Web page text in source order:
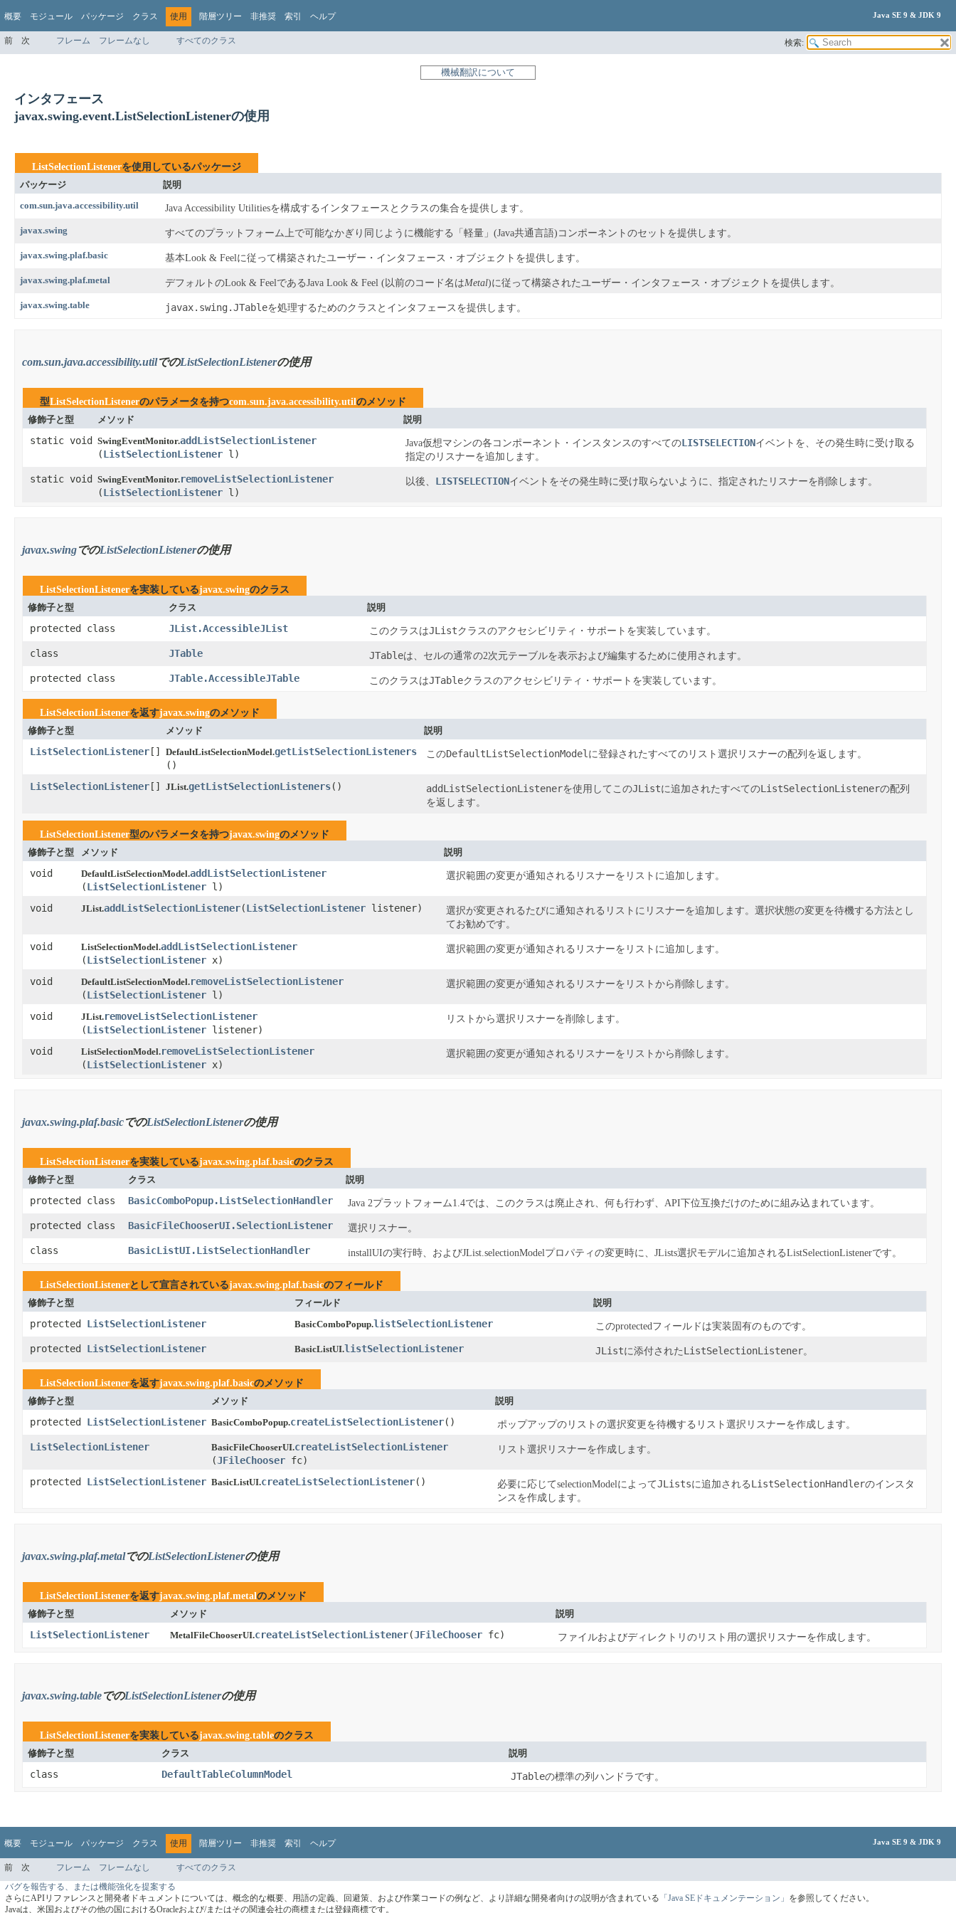
概要 モジュール パッケージ クラス 使用 階層ツリー 非推奨 索引 ヘルプ Java SE 9 & JDK 9
前 次 フレーム フレームなし すべてのクラス 検索:
機械翻訳について
インタフェース
javax.swing.event.ListSelectionListenerの使用
ListSelectionListenerを使用しているパッケージ
パッケージ
説明
com.sun.java.accessibility.util
Java Accessibility Utilitiesを構成するインタフェースとクラスの集合を提供します。
javax.swing すべてのプラットフォーム上で可能なかぎり同じように機能する「軽量」(Java共通言語)コンポーネントのセットを提供します。
javax.swing.plaf.basic 基本Look & Feelに従って構築されたユーザー・インタフェース・オブジェクトを提供します。
javax.swing.plaf.metal デフォルトのLook & FeelであるJava Look & Feel (以前のコード名はMetal)に従って構築されたユーザー・インタフェース・オブジェクトを提供します。
javax.swing.table javax.swing.JTableを処理するためのクラスとインタフェースを提供します。
com.sun.java.accessibility.utilでのListSelectionListenerの使用
型ListSelectionListenerのパラメータを持つcom.sun.java.accessibility.utilのメソッド
修飾子と型
メソッド 説明
static void SwingEventMonitor.addListSelectionListener
(ListSelectionListener l)
Java仮想マシンの各コンポーネント・インスタンスのすべてのLISTSELECTIONイベントを、その発生時に受け取る
指定のリスナーを追加します。
static void SwingEventMonitor.removeListSelectionListener
(ListSelectionListener l)
以後、 LISTSELECTIONイベントをその発生時に受け取らないように、指定されたリスナーを削除します。
javax.swingでのListSelectionListenerの使用
ListSelectionListenerを実装しているjavax.swingのクラス
修飾子と型
クラス 説明
protected class JList.AccessibleJList このクラスはJListクラスのアクセシビリティ・サポートを実装しています。
class JTable JTableは、セルの通常の2次元テーブルを表示および編集するために使用されます。
protected class JTable.AccessibleJTable このクラスはJTableクラスのアクセシビリティ・サポートを実装しています。
ListSelectionListenerを返すjavax.swingのメソッド
修飾子と型
メソッド 説明
ListSelectionListener [] DefaultListSelectionModel.getListSelectionListeners
()
このDefaultListSelectionModel に登録されたすべてのリスト選択リスナーの配列を返します。
ListSelectionListener [] JList.getListSelectionListeners​() addListSelectionListenerを使用してこのJListに追加されたすべてのListSelectionListenerの配列
を返します。
ListSelectionListener型のパラメータを持つjavax.swingのメソッド
修飾子と型
メソッド 説明
void DefaultListSelectionModel.addListSelectionListener
(ListSelectionListener l)
選択範囲の変更が通知されるリスナーをリストに追加します。
void JList.addListSelectionListener​(ListSelectionListener listener)
選択が変更されるたびに通知されるリストにリスナーを追加します。選択状態の変更を待機する方法とし
てお勧めです。
void ListSelectionModel.addListSelectionListener
(ListSelectionListener x)
選択範囲の変更が通知されるリスナーをリストに追加します。
void DefaultListSelectionModel.removeListSelectionListener
(ListSelectionListener l)
選択範囲の変更が通知されるリスナーをリストから削除します。
void JList.removeListSelectionListener
(ListSelectionListener listener)
リストから選択リスナーを削除します。
void ListSelectionModel.removeListSelectionListener
(ListSelectionListener x)
選択範囲の変更が通知されるリスナーをリストから削除します。
javax.swing.plaf.basicでのListSelectionListenerの使用
ListSelectionListenerを実装しているjavax.swing.plaf.basicのクラス
修飾子と型
クラス 説明
protected class BasicComboPopup.ListSelectionHandler Java 2プラットフォーム1.4では、このクラスは廃止され、何も行わず、API下位互換だけのために組み込まれています。
protected class BasicFileChooserUI.SelectionListener 選択リスナー。
class BasicListUI.ListSelectionHandler installUIの実行時、およびJList.selectionModelプロパティの変更時に、JLists選択モデルに追加されるListSelectionListenerです。
ListSelectionListenerとして宣言されているjavax.swing.plaf.basicのフィールド
修飾子と型
フィールド 説明
protected ListSelectionListener BasicComboPopup.listSelectionListener このprotectedフィールドは実装固有のものです。
protected ListSelectionListener BasicListUI.listSelectionListener JListに添付された ListSelectionListener。
ListSelectionListenerを返すjavax.swing.plaf.basicのメソッド
修飾子と型
メソッド 説明
protected ListSelectionListener BasicComboPopup.createListSelectionListener​() ポップアップのリストの選択変更を待機するリスト選択リスナーを作成します。
ListSelectionListener BasicFileChooserUI.createListSelectionListener
(JFileChooser fc)
リスト選択リスナーを作成します。
protected ListSelectionListener BasicListUI.createListSelectionListener​() 必要に応じてselectionModelによってJListsに追加される ListSelectionHandlerのインスタ
ンスを作成します。
javax.swing.plaf.metalでのListSelectionListenerの使用
ListSelectionListenerを返すjavax.swing.plaf.metalのメソッド
修飾子と型
メソッド 説明
ListSelectionListener MetalFileChooserUI.createListSelectionListener​(JFileChooser fc) ファイルおよびディレクトリのリスト用の選択リスナーを作成します。
javax.swing.tableでのListSelectionListenerの使用
ListSelectionListenerを実装しているjavax.swing.tableのクラス
修飾子と型
クラス 説明
class DefaultTableColumnModel JTableの標準の列ハンドラです。
概要 モジュール パッケージ クラス 使用 階層ツリー 非推奨 索引 ヘルプ Java SE 9 & JDK 9
前 次 フレーム フレームなし すべてのクラス
バグを報告する、または機能強化を提案する
さらにAPIリファレンスと開発者ドキュメントについては、概念的な概要、用語の定義、回避策、および作業コードの例など、より詳細な開発者向けの説明が含まれている 「Java SEドキュメンテーション」 を参照してください。
Javaは、米国およびその他の国におけるOracleおよび/またはその関連会社の商標または登録商標です。